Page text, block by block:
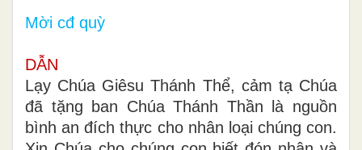
Mời cđ quỳ
DẪN
Lạy Chúa Giêsu Thánh Thể, cảm tạ Chúa
đã tặng ban Chúa Thánh Thần là nguồn
bình an đích thực cho nhân loại chúng con.